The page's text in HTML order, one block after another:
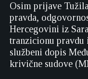
Osim prijave
pravda,
Hercegovini iz
tranzicionu pravdu
službeni dopis
krivične sudove